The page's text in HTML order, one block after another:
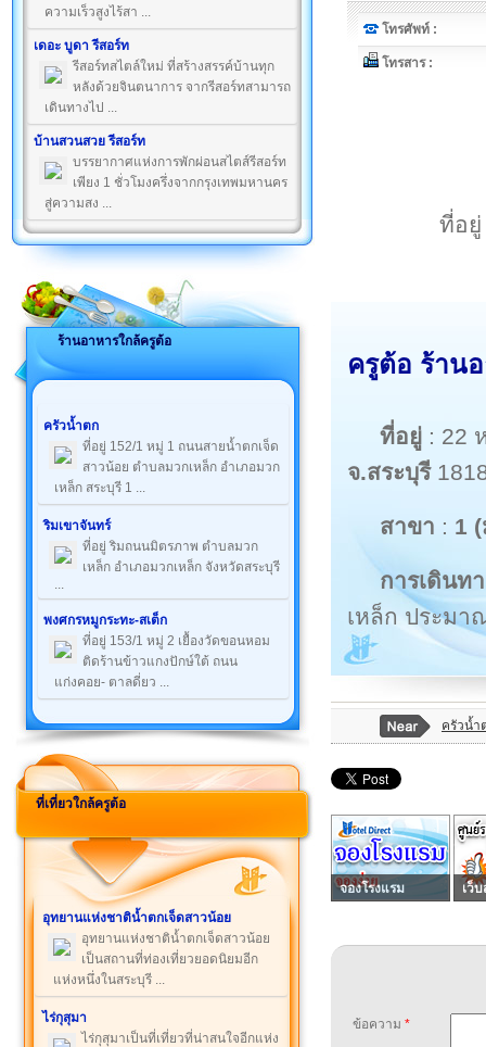
ความเร็วสูงไร้สา ...
เดอะ บูดา รีสอร์ท
รีสอร์ทสไตล์ใหม่ ที่สร้างสรรค์บ้านทุก
หลังด้วยจินตนาการ จากรีสอร์ทสามารถ
เดินทางไป ...
บ้านสวนสวย รีสอร์ท
บรรยากาศแห่งการพักผ่อนสไตส์รีสอร์ท
เพียง 1 ชั่วโมงครึ่งจากกรุงเทพมหานคร
สู่ความสง ...
ร้านอาหารใกล้ครูต้อ
ครัวน้ำตก
ที่อยู่ 152/1 หมู่ 1 ถนนสายน้ำตกเจ็ด
สาวน้อย ตำบลมวกเหล็ก อำเภอมวก
เหล็ก สระบุรี 1 ...
ริมเขาจันทร์
ที่อยู่ ริมถนนมิตรภาพ ตำบลมวก
เหล็ก อำเภอมวกเหล็ก จังหวัดสระบุรี
...
พงศกรหมูกระทะ-สเต็ก
ที่อยู่ 153/1 หมู่ 2 เยื้องวัดขอนหอม
ติดร้านข้าวแกงปักษ์ใต้ ถนน
แก่งคอย- ตาลดี่ยว ...
ที่เที่ยวใกล้ครูต้อ
อุทยานแห่งชาติน้ำตกเจ็ดสาวน้อย
อุทยานแห่งชาติน้ำตกเจ็ดสาวน้อย
เป็นสถานที่ท่องเที่ยวยอดนิยมอีก
แห่งหนึ่งในสระบุรี ...
ไร่กุสุมา
ไร่กุสุมาเป็นที่เที่ยวที่น่าสนใจอีกแห่ง
โทรศัพท์ :
โทรสาร :
ที่อยู่
ครูต้อ ร้าน
ที่อยู่ : 22
จ.สระบุรี
สาขา : 1
การเดินท
เหล็ก ประมา
ครัวน้ำ
จองโรงแรม เว็
ข้อความ *